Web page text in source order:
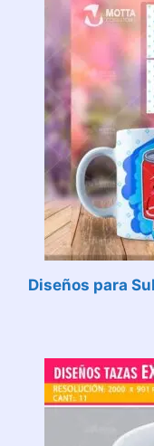
Diseños para